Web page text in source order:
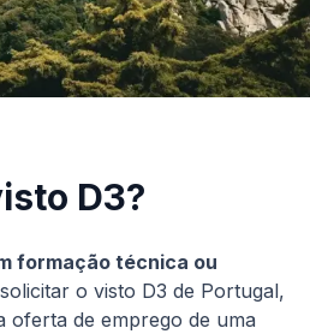
D3?
formação técnica ou
o visto D3 de Portugal,
oferta de emprego de uma